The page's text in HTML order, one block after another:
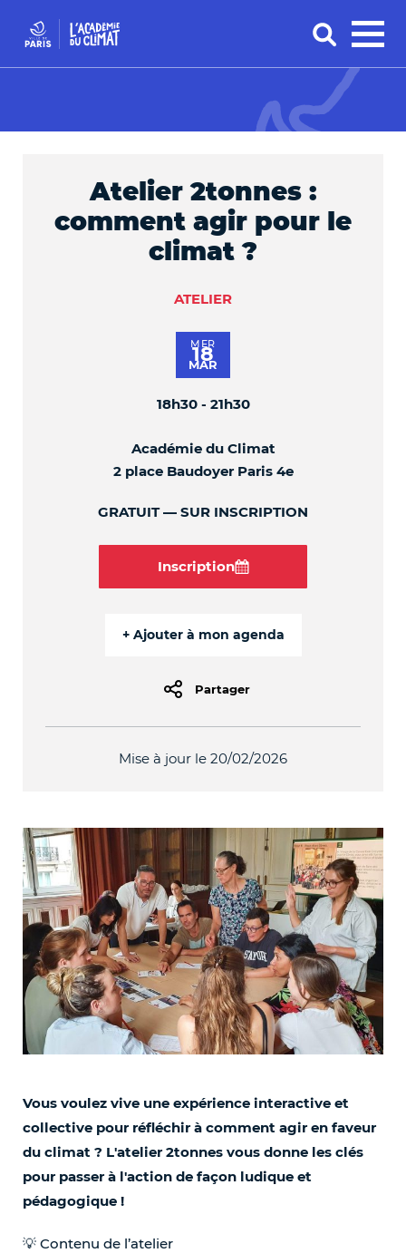
Atelier 2tonnes :
comment agir pour le
climat ?
ATELIER
MER
18
MAR
18h30 - 21h30
Académie du Climat
2 place Baudoyer Paris 4e
GRATUIT SUR INSCRIPTION
Inscription
Partager
Mise à jour le 20/02/2026
Vous voulez vive une expérience interactive et
collective pour réfléchir à comment agir en faveur
du climat ? L'atelier 2tonnes vous donne les clés
pour passer à l'action de façon ludique et
pédagogique !
💡 Contenu de l’atelier